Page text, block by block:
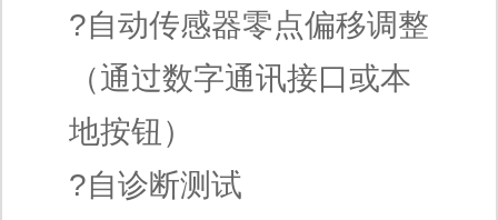
?自动传感器零点偏移调整
（通过数字通讯接口或本
地按钮）
?自诊断测试